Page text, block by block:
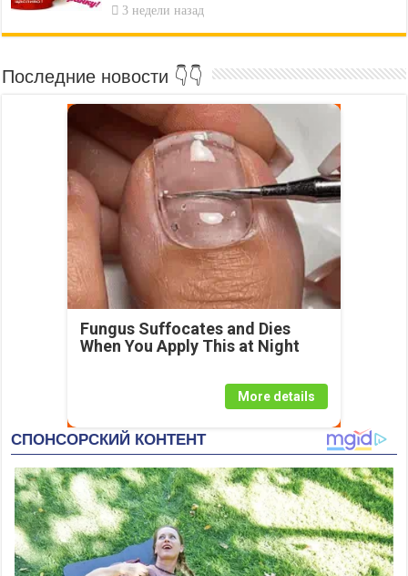
3 недели назад
Последние новости 👇👇
Fungus Suffocates and Dies
When You Apply This at Night
More details